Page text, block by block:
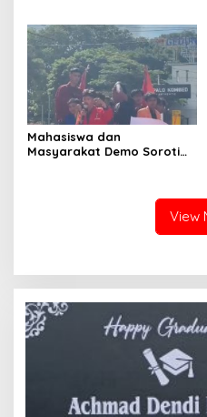
Pelajar
Mahasiswa dan
Masyarakat Demo Soroti
View